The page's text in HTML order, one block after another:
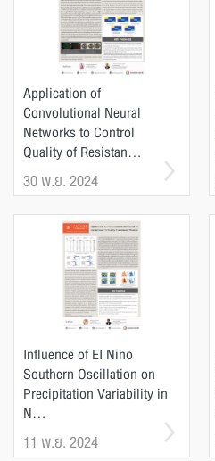
Application of
Convolutional Neural
Networks to Control
Quality of Resistan...
30 พ.ย. 2024
Influence of EI Nino
Southern Oscillation on
Precipitation Variability in
N...
11 พ.ย. 2024